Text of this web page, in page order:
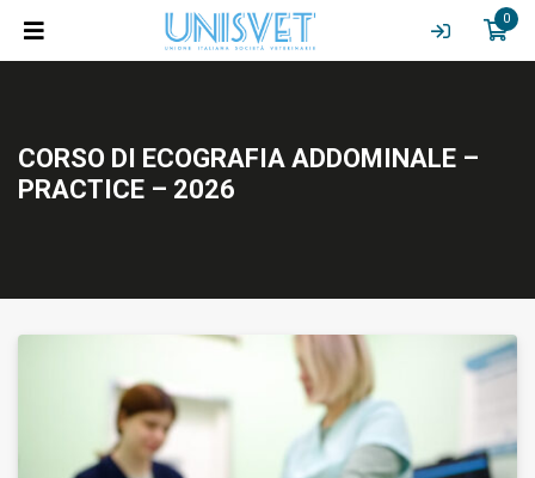
CORSO DI ECOGRAFIA ADDOMINALE –
PRACTICE – 2026
0